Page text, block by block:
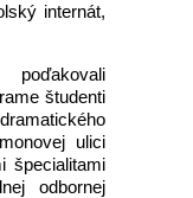
internát,
študenti
ulici
špecialitami
odbornej